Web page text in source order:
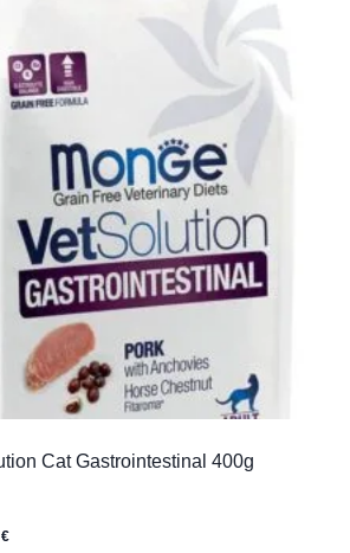
Cat Gastrointestinal 400g
€